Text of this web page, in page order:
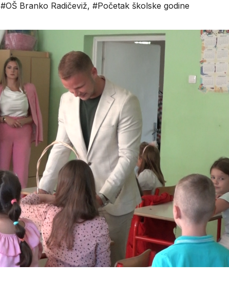
#OŠ Branko Radičeviž, #Početak školske godine